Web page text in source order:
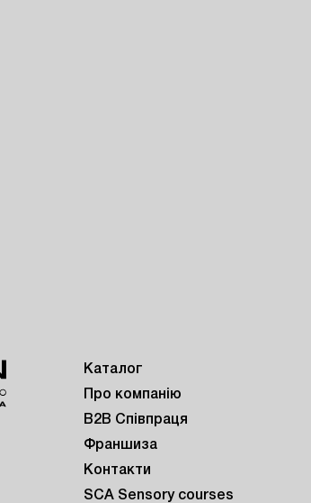
Каталог
Про компанію
B2B Співпраця
Франшиза
Контакти
SCA Sensory courses